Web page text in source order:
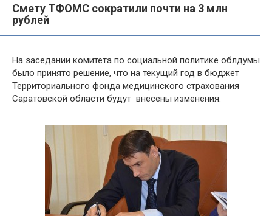
Смету ТФОМС сократили почти на 3 млн
рублей
На заседании комитета по социальной политике облдумы
было принято решение, что на текущий год в бюджет
Территориального фонда медицинского страхования
Саратовской области будут внесены изменения.